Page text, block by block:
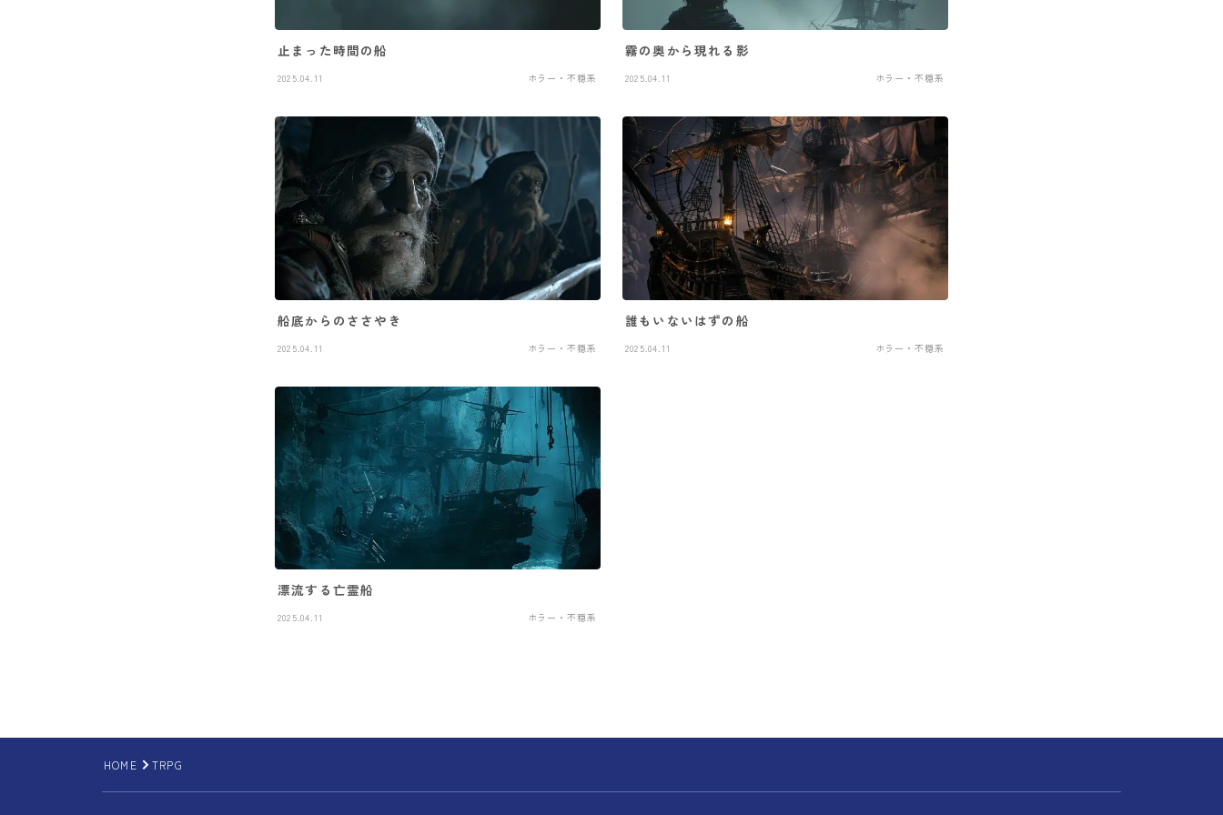
止まった時間の船
2025.04.11 ホラー・不穏系
霧の奥から現れる影
2025.04.11 ホラー・不穏系
船底からのささやき
2025.04.11 ホラー・不穏系
誰もいないはずの船
2025.04.11 ホラー・不穏系
漂流する亡霊船
2025.04.11 ホラー・不穏系
HOME TRPG